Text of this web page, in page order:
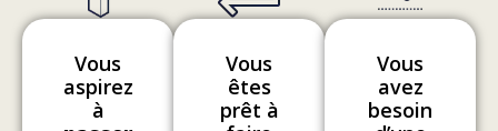
Vous
aspirez
à
Vous
êtes
prêt à
Vous
avez
besoin